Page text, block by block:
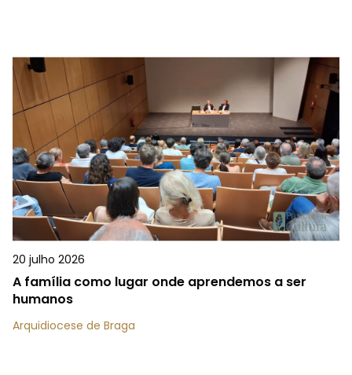
20 julho 2026
A família como lugar onde aprendemos a ser
humanos
Arquidiocese de Braga